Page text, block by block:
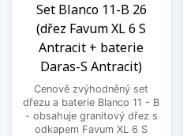
Set Blanco 11-B 26
(dřez Favum XL 6 S
Antracit + baterie
Daras-S Antracit)
Cenově zvýhodněný set
dřezu a baterie Blanco 11 - B
- obsahuje granitový dřez s
odkapem Favum XL 6 S